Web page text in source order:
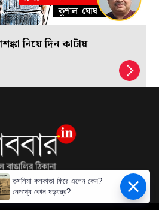
নিয়ে দিন কাটায়
তসলিমা কলকাতা ফিরে এলেন কেন?
নেপথ্যে কোন ষড়যন্ত্র?